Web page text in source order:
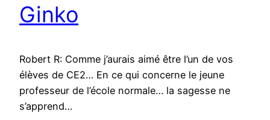
Ginko
Robert R: Comme j’aurais aimé être l’un de vos
élèves de CE2… En ce qui concerne le jeune
professeur de l’école normale… la sagesse ne
s’apprend…